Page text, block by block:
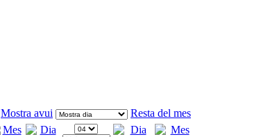
Mostra avui
Resta del mes